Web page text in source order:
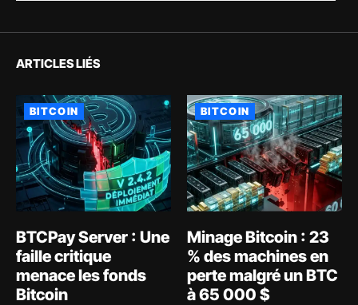
ARTICLES LIÉS
BITCOIN
BTCPay Server : Une
faille critique
menace les fonds
Bitcoin
BITCOIN
Minage Bitcoin : 23
% des machines en
perte malgré un BTC
à 65 000 $